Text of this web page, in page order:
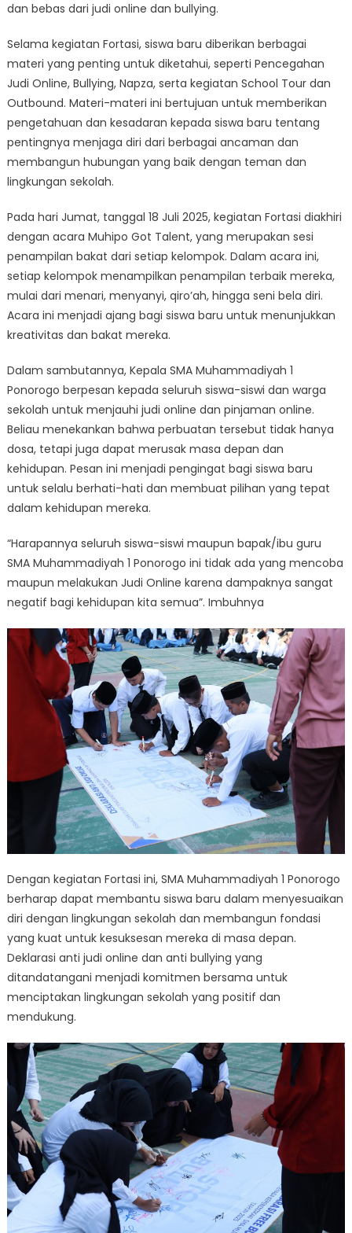
dan bebas dari judi online dan bullying.
Selama kegiatan Fortasi, siswa baru diberikan berbagai
materi yang penting untuk diketahui, seperti Pencegahan
Judi Online, Bullying, Napza, serta kegiatan School Tour dan
Outbound. Materi-materi ini bertujuan untuk memberikan
pengetahuan dan kesadaran kepada siswa baru tentang
pentingnya menjaga diri dari berbagai ancaman dan
membangun hubungan yang baik dengan teman dan
lingkungan sekolah.
Pada hari Jumat, tanggal 18 Juli 2025, kegiatan Fortasi diakhiri
dengan acara Muhipo Got Talent, yang merupakan sesi
penampilan bakat dari setiap kelompok. Dalam acara ini,
setiap kelompok menampilkan penampilan terbaik mereka,
mulai dari menari, menyanyi, qiro’ah, hingga seni bela diri.
Acara ini menjadi ajang bagi siswa baru untuk menunjukkan
kreativitas dan bakat mereka.
Dalam sambutannya, Kepala SMA Muhammadiyah 1
Ponorogo berpesan kepada seluruh siswa-siswi dan warga
sekolah untuk menjauhi judi online dan pinjaman online.
Beliau menekankan bahwa perbuatan tersebut tidak hanya
dosa, tetapi juga dapat merusak masa depan dan
kehidupan. Pesan ini menjadi pengingat bagi siswa baru
untuk selalu berhati-hati dan membuat pilihan yang tepat
dalam kehidupan mereka.
“Harapannya seluruh siswa-siswi maupun bapak/ibu guru
SMA Muhammadiyah 1 Ponorogo ini tidak ada yang mencoba
maupun melakukan Judi Online karena dampaknya sangat
negatif bagi kehidupan kita semua”. Imbuhnya
Dengan kegiatan Fortasi ini, SMA Muhammadiyah 1 Ponorogo
berharap dapat membantu siswa baru dalam menyesuaikan
diri dengan lingkungan sekolah dan membangun fondasi
yang kuat untuk kesuksesan mereka di masa depan.
Deklarasi anti judi online dan anti bullying yang
ditandatangani menjadi komitmen bersama untuk
menciptakan lingkungan sekolah yang positif dan
mendukung.